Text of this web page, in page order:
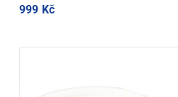
999 Kč